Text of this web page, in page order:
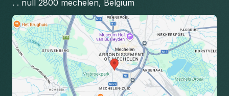
. . null 2800 mechelen, Belgium